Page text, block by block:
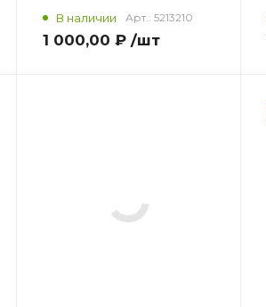
В наличии Арт.: 5213210
1 000,00 ₽/шт